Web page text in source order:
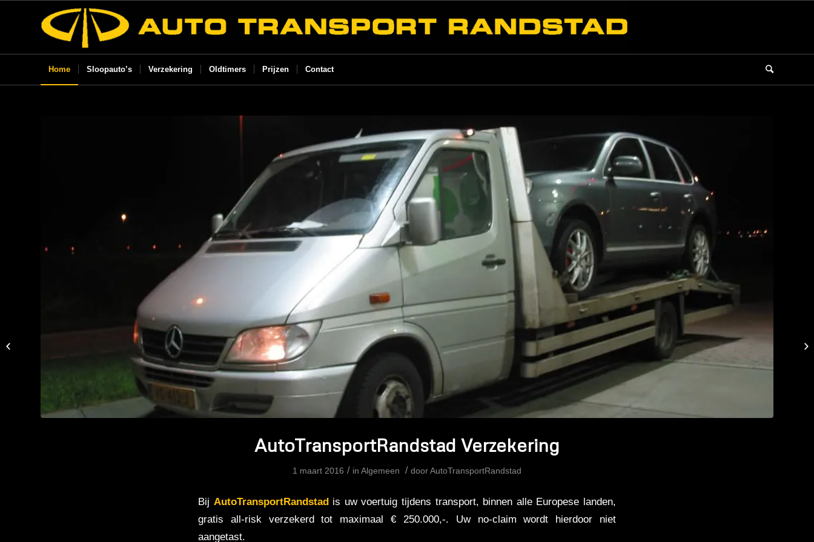
Home Sloopauto’s Verzekering Oldtimers Prijzen Contact
AutoTransportRandstad Verzekering
1 maart 2016 / in Algemeen / doorAutoTransportRandstad
Bij AutoTransportRandstadis uw voertuig tijdens transport, binnen alle Europese landen,
gratis all-risk verzekerd tot maximaal € 250.000,-. Uw no-claim wordt hierdoor niet
aangetast.